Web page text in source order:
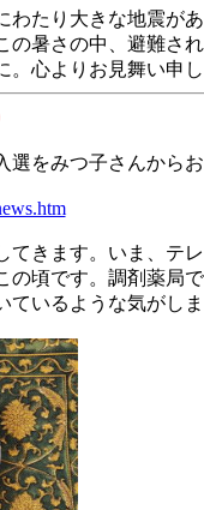
わたり大きな地震が
の暑さの中、避難さ
。心よりお見舞い
をみつ子さんから
てきます。いま、テ
の頃です。調剤薬局
ているような気がし